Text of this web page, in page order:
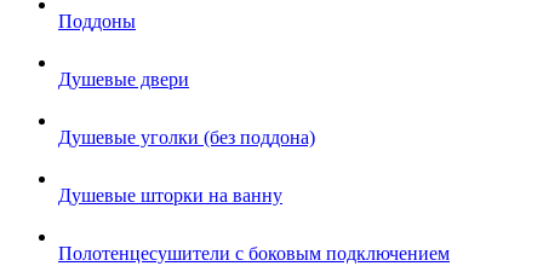
Поддоны
Душевые двери
Душевые уголки (без поддона)
Душевые шторки на ванну
Полотенцесушители с боковым подключением